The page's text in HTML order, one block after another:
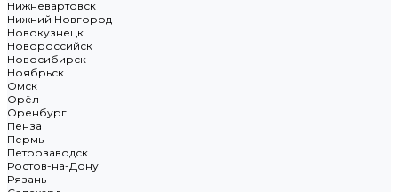
Нижневартовск
Нижний Новгород
Новокузнецк
Новороссийск
Новосибирск
Ноябрьск
Омск
Орёл
Оренбург
Пенза
Пермь
Петрозаводск
Ростов-на-Дону
Рязань